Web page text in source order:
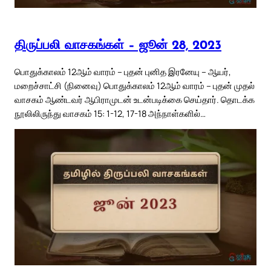
திருப்பலி வாசகங்கள் – ஜூன் 28, 2023
பொதுக்காலம் 12ஆம் வாரம் – புதன் புனித இரனேயு – ஆயர்,
மறைச்சாட்சி (நினைவு) பொதுக்காலம் 12ஆம் வாரம் – புதன் முதல்
வாசகம் ஆண்டவர் ஆபிராமுடன் உடன்படிக்கை செய்தார். தொடக்க
நூலிலிருந்து வாசகம் 15: 1-12, 17-18 அந்நாள்களில்…